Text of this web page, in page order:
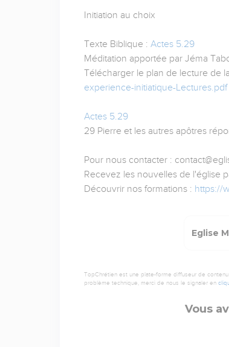
Initiation au choix
Texte Biblique : Actes 5.29
Méditation apportée par Jéma
Télécharger le plan de lecture de
experience-initiatique-Lectures.pdf
Actes 5.29
29 Pierre et les autres apôtres
Pour nous contacter :
Recevez les nouvelles de l'église
Découvrir nos formations : https://
Eglise M
TopChrétien est une plate-forme diffuseur de
problème technique, merci de nous le signaler en
Vous